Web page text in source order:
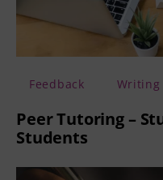
Feedback Writing
Peer Tutoring –
Students